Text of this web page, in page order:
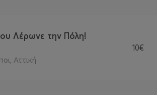
Λέρωνε την Πόλη!
Αττική
10€